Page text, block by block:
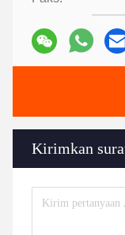
Kirimkan